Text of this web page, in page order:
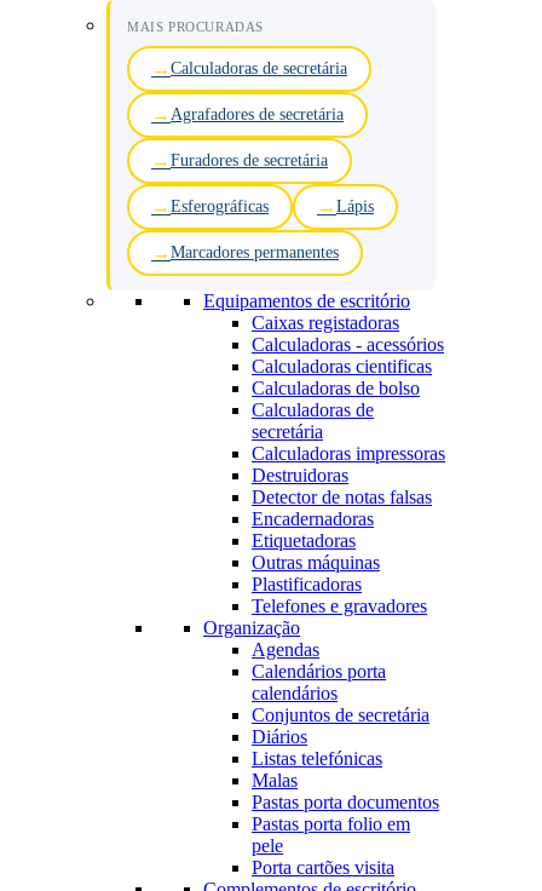
MAIS PROCURADAS
Calculadoras de secretária
Agrafadores de secretária
Furadores de secretária
Esferográficas Lápis
Marcadores permanentes
Equipamentos de escritório
Caixas registadoras
Calculadoras - acessórios
Calculadoras cientificas
Calculadoras de bolso
Calculadoras de
secretária
Calculadoras impressoras
Destruidoras
Detector de notas falsas
Encadernadoras
Etiquetadoras
Outras máquinas
Plastificadoras
Telefones e gravadores
Organização
Agendas
Calendários porta
calendários
Conjuntos de secretária
Diários
Listas telefónicas
Malas
Pastas porta documentos
Pastas porta folio em
pele
Porta cartões visita